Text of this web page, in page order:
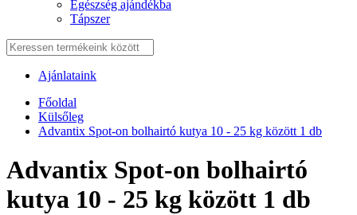
Egészség ajándékba
Tápszer
Ajánlataink
Főoldal
Külsőleg
Advantix Spot-on bolhairtó kutya 10 - 25 kg között 1 db
Advantix Spot-on bolhairtó
kutya 10 - 25 kg között 1 db